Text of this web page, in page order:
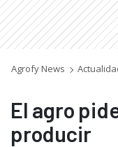
Agrofy News
El agro
producir